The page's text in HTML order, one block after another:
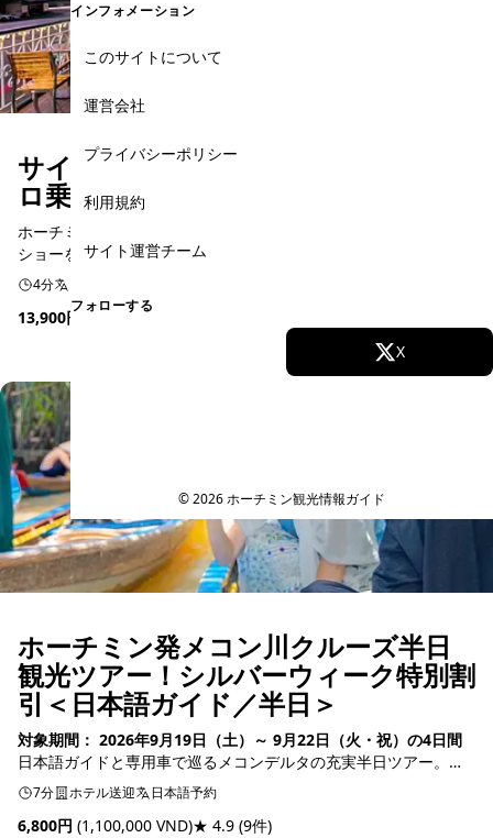
インフォメーション
このサイトについて
運営会社
プライバシーポリシー
利用規約
サイト運営チーム
フォローする
X
© 2026 ホーチミン観光情報ガイド
サイゴン川ディナークルーズ＆シク
ロ乗車体験 ＜日本語ガイド＞
ホーチミンナイトを満喫！サイゴン川クルーズの夜景とディナー
ショーを！夕方のシクロ体験付
4分
13,900円 (2,275,000 VND)
ホーチミン発メコン川クルーズ半日
観光ツアー！シルバーウィーク特別割
引＜日本語ガイド／半日＞
対象期間： 2026年9月19日（土）～ 9月22日（火・祝）の4日間
日本語ガイドと専用車で巡るメコンデルタの充実半日ツアー。大
自然を満喫する手漕ぎ小舟でのジャングル川下りをはじめ、はち
みつファー...
7分 ホテル送迎 日本語予約
6,800円 (1,100,000 VND)★ 4.9 (9件)